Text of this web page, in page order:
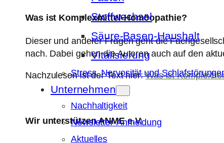
Stoffwechsel
Säure-Basen-Haushalt
Vitalisierung
Stress, Nervosität und
Unternehmen
Nachhaltigkeit
Newsletter-Anmeldung
Aktuelles
Was ist Komplexmittel-Homöopathie?
Dieser und anderer Fragen geht die
nach. Dabei gehen die Autoren auch auf den
Nachzulesen ist der Text hier:Was ist
Wir unterstützen ANME e.V.